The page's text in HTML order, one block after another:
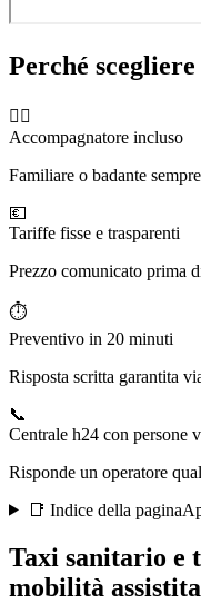
Perché
🧑‍⚕️
Accompagnatore incluso
Familiare o badante
💶
Tariffe fisse e trasparenti
Prezzo comunicato prima
⏱️
Preventivo in 20 minuti
Risposta scritta garantita
📞
Centrale h24 con persone
Risponde un operatore
📑 Indice della pagina
Taxi sanitario e
mobilità